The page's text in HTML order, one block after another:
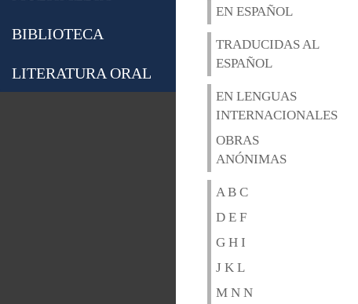
BIBLIOTECA
LITERATURA ORAL
EN ESPAÑOL
TRADUCIDAS AL
ESPAÑOL
EN LENGUAS
INTERNACIONALES
OBRAS
ANÓNIMAS
A B C
D E F
G H I
J K L
M N N